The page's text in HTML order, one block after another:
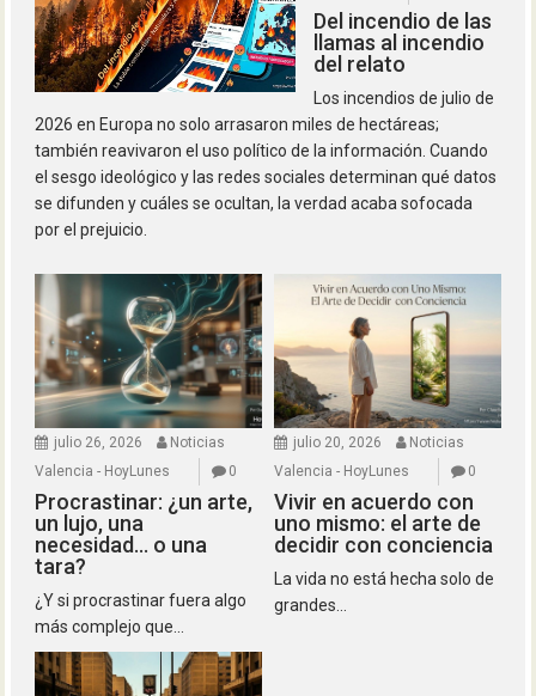
Del incendio de las
llamas al incendio
del relato
Los incendios de julio de
2026 en Europa no solo arrasaron miles de hectáreas;
también reavivaron el uso político de la información. Cuando
el sesgo ideológico y las redes sociales determinan qué datos
se difunden y cuáles se ocultan, la verdad acaba sofocada
por el prejuicio.
julio 26, 2026
Noticias
Valencia - HoyLunes
0
Procrastinar: ¿un arte,
un lujo, una
necesidad… o una
tara?
¿Y si procrastinar fuera algo
más complejo que...
julio 20, 2026
Noticias
Valencia - HoyLunes
0
Vivir en acuerdo con
uno mismo: el arte de
decidir con conciencia
La vida no está hecha solo de
grandes...